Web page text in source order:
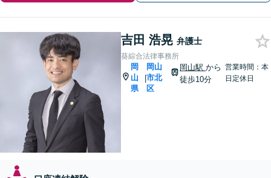
吉田 浩晃 弁護士
葵綜合法律事務所
岡
山
県
|
岡山
市北
区
岡山駅 から
徒歩10分
営業時間：本
日定休日